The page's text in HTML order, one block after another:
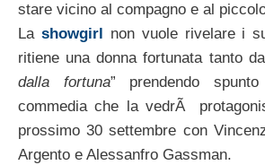
stare vicino al compagno e al
La showgirl non vuole rivelare i
ritiene una donna fortunata tanto
dalla fortuna” prendendo
commedia che la vedrÃ
prossimo 30 settembre con
Argento e Alessanfro Gassman.